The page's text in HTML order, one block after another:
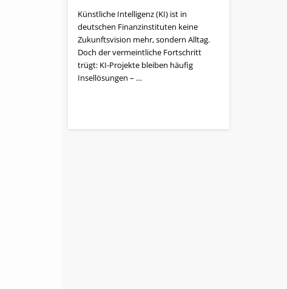
Künstliche Intelligenz (KI) ist in
deutschen Finanzinstituten keine
Zukunftsvision mehr, sondern Alltag.
Doch der vermeintliche Fortschritt
trügt: KI-Projekte bleiben häufig
Insellösungen – …